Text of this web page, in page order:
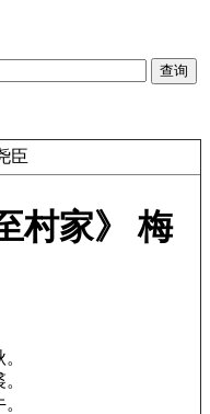
臣
村家》 梅